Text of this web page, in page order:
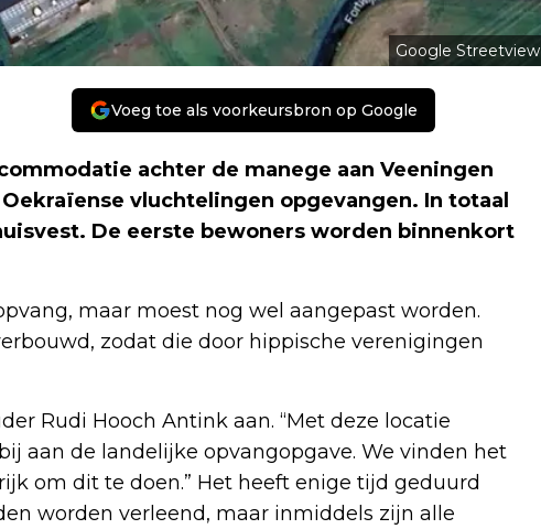
Google Streetview
Voeg toe als voorkeursbron op Google
achter de manege aan Veeningen
vluchtelingen opgevangen. In totaal
De eerste bewoners worden binnenkort
maar moest nog wel aangepast worden.
zodat die door hippische verenigingen
Rudi Hooch Antink aan. “Met deze locatie
aan de landelijke opvangopgave. We vinden het
om dit te doen.” Het heeft enige tijd geduurd
worden verleend, maar inmiddels zijn alle